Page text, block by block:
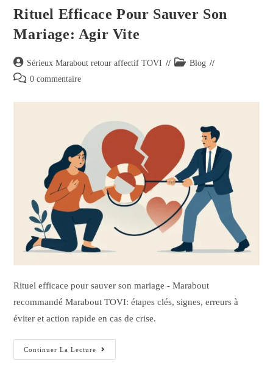
Rituel Efficace Pour Sauver Son
Mariage: Agir Vite
Sérieux Marabout retour affectif TOVI
Blog
0 commentaire
Rituel efficace pour sauver son mariage - Marabout
recommandé Marabout TOVI: étapes clés, signes, erreurs à
éviter et action rapide en cas de crise.
Continuer La Lecture